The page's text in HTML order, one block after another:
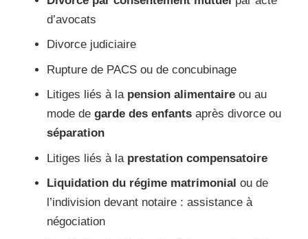
d’avocats
Divorce judiciaire
Rupture de PACS ou de concubinage
Litiges liés à la pension alimentaire ou au
mode de garde des enfants après divorce ou
séparation
Litiges liés à la prestation compensatoire
Liquidation du régime matrimonial ou de
l’indivision devant notaire : assistance à
négociation